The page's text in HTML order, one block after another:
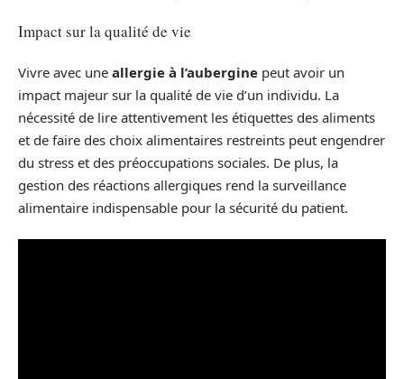
Impact sur la qualité de vie
Vivre avec une allergie à l’aubergine peut avoir un
impact majeur sur la qualité de vie d’un individu. La
nécessité de lire attentivement les étiquettes des aliments
et de faire des choix alimentaires restreints peut engendrer
du stress et des préoccupations sociales. De plus, la
gestion des réactions allergiques rend la surveillance
alimentaire indispensable pour la sécurité du patient.